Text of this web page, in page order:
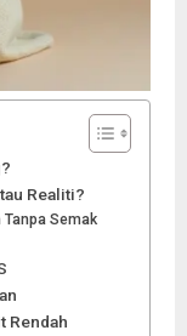
Realiti?
Semak
Rendah